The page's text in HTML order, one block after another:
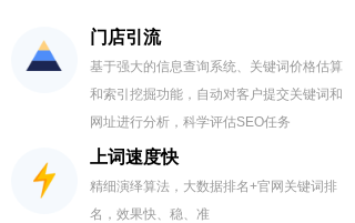
门店引流
基于强大的信息查询系统、关键词价格估算
和索引挖掘功能，自动对客户提交关键词和
网址进行分析，科学评估SEO任务
上词速度快
精细演绎算法，大数据排名+官网关键词排
名，效果快、稳、准